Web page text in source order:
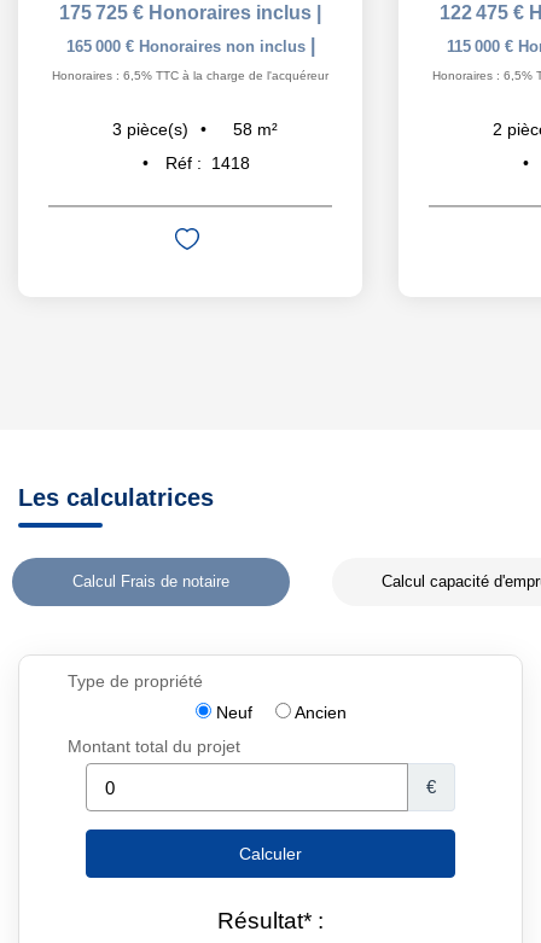
175 725 € Honoraires inclus
165 000 € Honoraires non inclus
Honoraires : 6,5% TTC à la charge de l'acquéreur
3 pièce(s) 58 m²
Réf :
1418
122 475 €
115 000 €
Honoraires : 6,5%
2
Les calculatrices
Calcul Frais de notaire Calcul capacité